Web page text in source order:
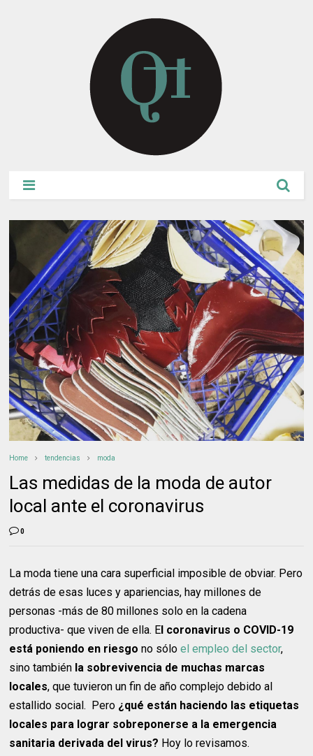
Home tendencias moda
Las medidas de la moda de autor
local ante el coronavirus
0
La moda tiene una cara superficial imposible de obviar. Pero
detrás de esas luces y apariencias, hay millones de
personas -más de 80 millones solo en la cadena
productiva- que viven de ella. El coronavirus o COVID-19
está poniendo en riesgono sóloel empleo del sector,
sino también la sobrevivencia de muchas marcas
locales, que tuvieron un fin de año complejo debido al
estallido social. Pero ¿qué están haciendo las etiquetas
locales para lograr sobreponerse a la emergencia
sanitaria derivada del virus? Hoy lo revisamos.